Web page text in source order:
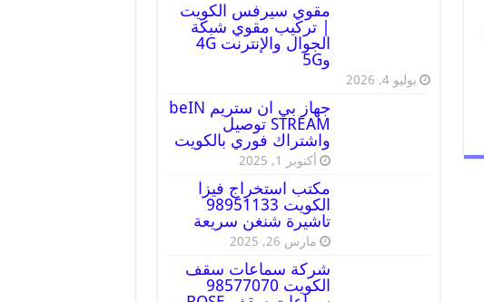
مقوي سيرفس الكويت
| تركيب مقوي شبكة
الجوال والإنترنت 4G
و5G
يوليو 4, 2026
جهاز بي ان ستريم beIN
STREAM توصيل
واشتراك فوري بالكويت
أكتوبر 1, 2025
مكتب استخراج فيزا
الكويت 98951133
تاشيرة شنغن سريعة
مارس 26, 2025
شركة سماعات سقف
الكويت 98577070